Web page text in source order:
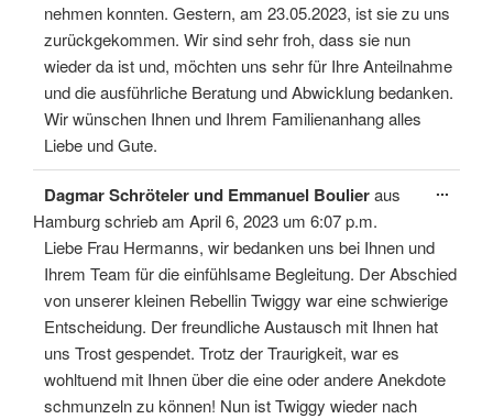
nehmen konnten. Gestern, am 23.05.2023, ist sie zu uns
zurückgekommen. Wir sind sehr froh, dass sie nun
wieder da ist und, möchten uns sehr für Ihre Anteilnahme
und die ausführliche Beratung und Abwicklung bedanken.
Wir wünschen Ihnen und Ihrem Familienanhang alles
Liebe und Gute.
Dagmar Schröteler und Emmanuel Boulieraus
Hamburgschrieb am April 6, 2023 um 6:07 p.m.
Liebe Frau Hermanns, wir bedanken uns bei Ihnen und
Ihrem Team für die einfühlsame Begleitung. Der Abschied
von unserer kleinen Rebellin Twiggy war eine schwierige
Entscheidung. Der freundliche Austausch mit Ihnen hat
uns Trost gespendet. Trotz der Traurigkeit, war es
wohltuend mit Ihnen über die eine oder andere Anekdote
schmunzeln zu können! Nun ist Twiggy wieder nach
...